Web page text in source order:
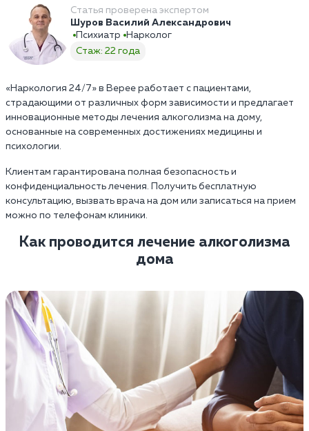
Статья проверена экспертом
Шуров Василий Александрович
Психиатр
Нарколог
Стаж: 22 года
«Наркология 24/7» в Верее работает с пациентами,
страдающими от различных форм зависимости и предлагает
инновационные методы лечения алкоголизма на дому,
основанные на современных достижениях медицины и
психологии.
Клиентам гарантирована полная безопасность и
конфиденциальность лечения. Получить бесплатную
консультацию, вызвать врача на дом или записаться на прием
можно по телефонам клиники.
Как проводится лечение алкоголизма
дома